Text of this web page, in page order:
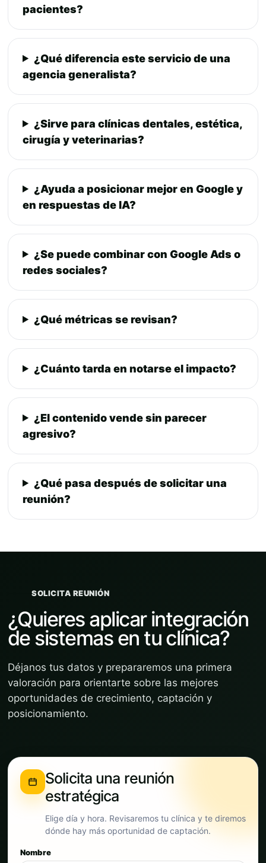
pacientes?
¿Qué diferencia este servicio de una
agencia generalista?
¿Sirve para clínicas dentales, estética,
cirugía y veterinarias?
¿Ayuda a posicionar mejor en Google y
en respuestas de IA?
¿Se puede combinar con Google Ads o
redes sociales?
¿Qué métricas se revisan?
¿Cuánto tarda en notarse el impacto?
¿El contenido vende sin parecer
agresivo?
¿Qué pasa después de solicitar una
reunión?
SOLICITA REUNIÓN
¿Quieres aplicar integración
de sistemas en tu clínica?
Déjanos tus datos y prepararemos una primera
valoración para orientarte sobre las mejores
oportunidades de crecimiento, captación y
posicionamiento.
Solicita una reunión
estratégica
Elige día y hora. Revisaremos tu clínica y te diremos
dónde hay más oportunidad de captación.
Nombre